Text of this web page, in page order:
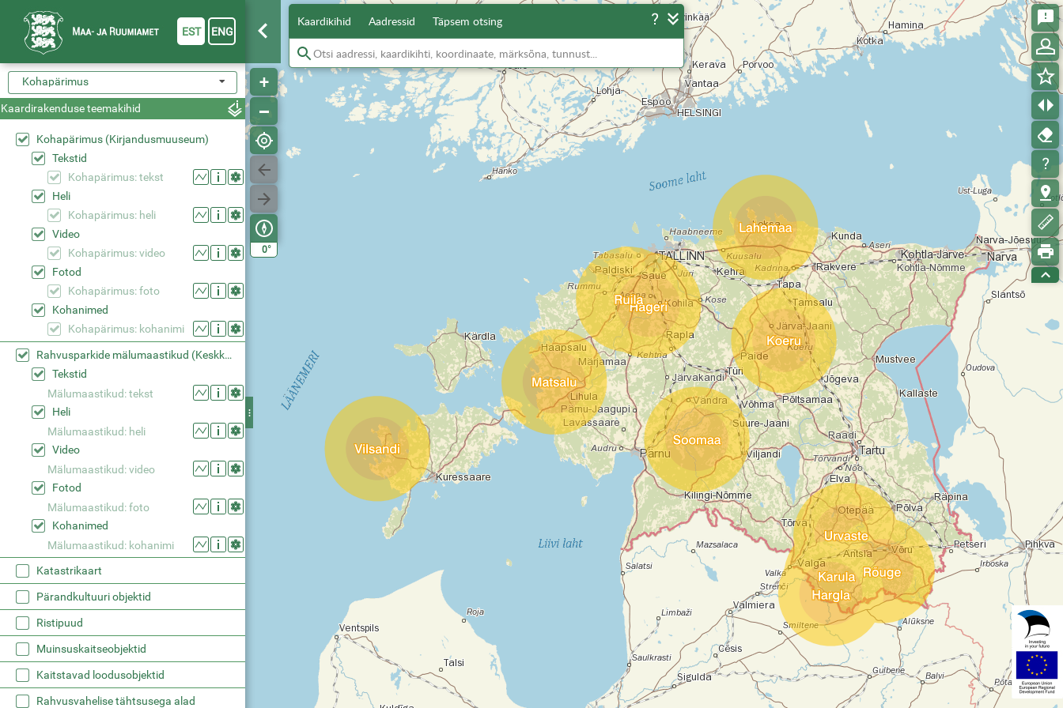
0°
Kaardikihid Aadressid Täpsem otsing
Kohapärimus
Kaardirakenduse teemakihid
Kohapärimus (Kirjandusmuuseum)
Tekstid
Kohapärimus: tekst
Heli
Kohapärimus: heli
Video
Kohapärimus: video
Fotod
Kohapärimus: foto
Kohanimed
Kohapärimus: kohanimi
Rahvusparkide mälumaastikud (Keskkonaaamet)
Tekstid
Mälumaastikud: tekst
Heli
Mälumaastikud: heli
Video
Mälumaastikud: video
Fotod
Mälumaastikud: foto
Kohanimed
Mälumaastikud: kohanimi
Katastrikaart
Pärandkultuuri objektid
Ristipuud
Muinsuskaitseobjektid
Kaitstavad loodusobjektid
Rahvusvahelise tähtsusega alad
EST ENG